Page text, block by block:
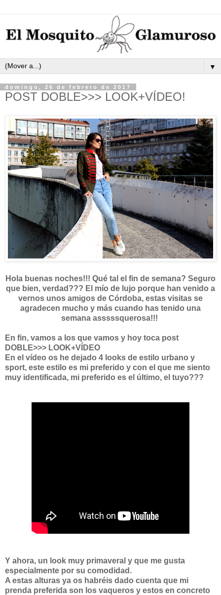
▼
domingo, 26 de febrero de 2017
POST DOBLE>>> LOOK+VÍDEO!
Hola buenas noches!!! Qué tal el fin de semana? Seguro
que bien, verdad??? El mío de lujo porque han venido a
vernos unos amigos de Córdoba, estas visitas se
agradecen mucho y más cuando has tenido una
semana asssssquerosa!!!
En fin, vamos a los que vamos y hoy toca post
DOBLE>>> LOOK+VÍDEO
En el vídeo os he dejado 4 looks de estilo urbano y
sport, este estilo es mi preferido y con el que me siento
muy identificada, mi preferido es el último, el tuyo???
Y ahora, un look muy primaveral y que me gusta
especialmente por su comodidad.
A estas alturas ya os habréis dado cuenta que mi
prenda preferida son los vaqueros y estos en concreto